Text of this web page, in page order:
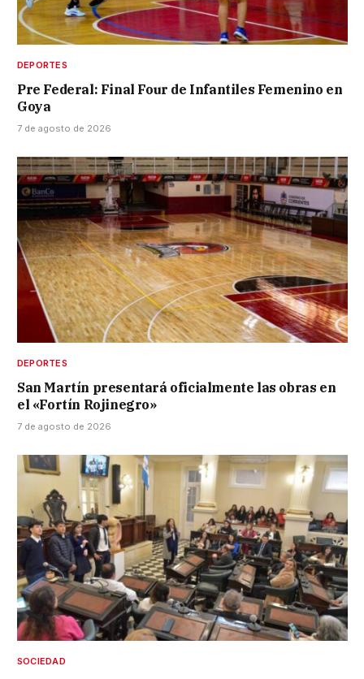
DEPORTES
Pre Federal: Final Four de Infantiles Femenino en
Goya
7 de agosto de 2026
DEPORTES
San Martín presentará oficialmente las obras en
el «Fortín Rojinegro»
7 de agosto de 2026
SOCIEDAD